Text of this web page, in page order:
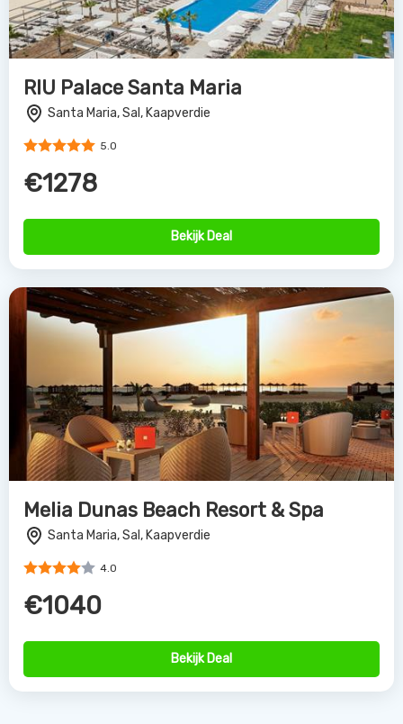
RIU Palace Santa Maria
Santa Maria, Sal, Kaapverdie
5.0
€1278
Bekijk Deal
Melia Dunas Beach Resort & Spa
Santa Maria, Sal, Kaapverdie
4.0
€1040
Bekijk Deal